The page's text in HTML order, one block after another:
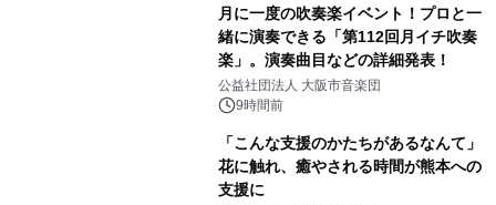
月に一度の吹奏楽イベント！プロと一
緒に演奏できる「第112回月イチ吹奏
楽」。演奏曲目などの詳細発表！
公益社団法人 大阪市音楽団
9時間前
「こんな支援のかたちがあるなんて」
花に触れ、癒やされる時間が熊本への
支援に